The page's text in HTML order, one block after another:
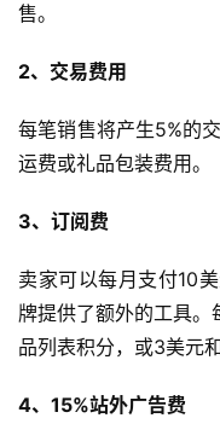
售。
2、交易费用
每笔销售将产生5%的
运费或礼品包装费用。
3、订阅费
卖家可以每月支付10
牌提供了额外的工具
品列表积分，或3美元
4、15%站外广告费